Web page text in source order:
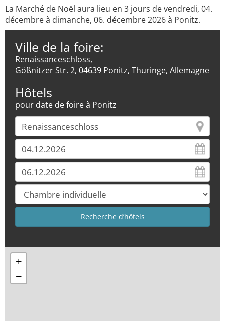
La Marché de Noël aura lieu en 3 jours de vendredi, 04.
décembre à dimanche, 06. décembre 2026 à Ponitz.
Ville de la foire:
Renaissanceschloss,
Gößnitzer Str. 2, 04639 Ponitz, Thuringe, Allemagne
Hôtels
pour date de foire à Ponitz
+
−